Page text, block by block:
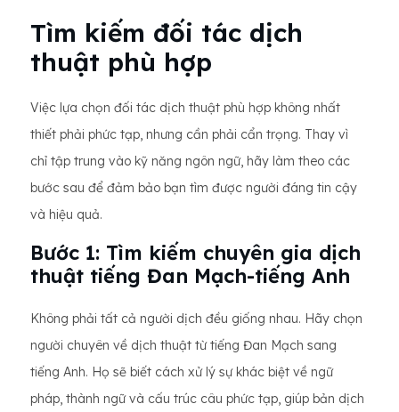
Tìm kiếm đối tác dịch
thuật phù hợp
Việc lựa chọn đối tác dịch thuật phù hợp không nhất
thiết phải phức tạp, nhưng cần phải cẩn trọng. Thay vì
chỉ tập trung vào kỹ năng ngôn ngữ, hãy làm theo các
bước sau để đảm bảo bạn tìm được người đáng tin cậy
và hiệu quả.
Bước 1: Tìm kiếm chuyên gia dịch
thuật tiếng Đan Mạch-tiếng Anh
Không phải tất cả người dịch đều giống nhau. Hãy chọn
người chuyên về dịch thuật từ tiếng Đan Mạch sang
tiếng Anh. Họ sẽ biết cách xử lý sự khác biệt về ngữ
pháp, thành ngữ và cấu trúc câu phức tạp, giúp bản dịch